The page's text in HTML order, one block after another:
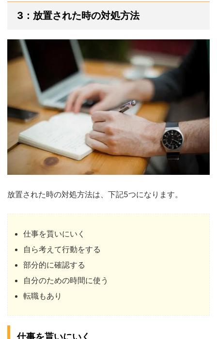
3：放置された時の対処方法
放置された時の対処方法は、下記5つになります。
仕事を貰いにいく
自ら考えて行動をする
部分的に確認する
自分のための時間に使う
転職もあり
仕事を貰いにいく